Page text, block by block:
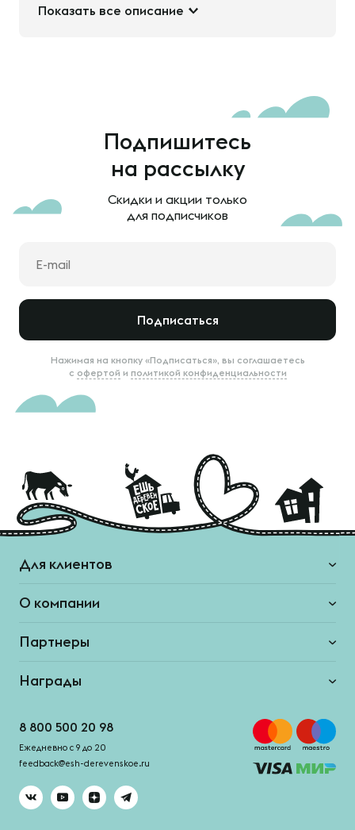
Показать все описание
Подпишитесь
на рассылку
Скидки и акции только
для подписчиков
Подписаться
Нажимая на кнопку «Подписаться», вы соглашаетесь
с офертой и политикой конфиденциальности
Для клиентов
О компании
Партнеры
Награды
8 800 500 20 98
Ежедневно с 9 до 20
feedback@esh-derevenskoe.ru